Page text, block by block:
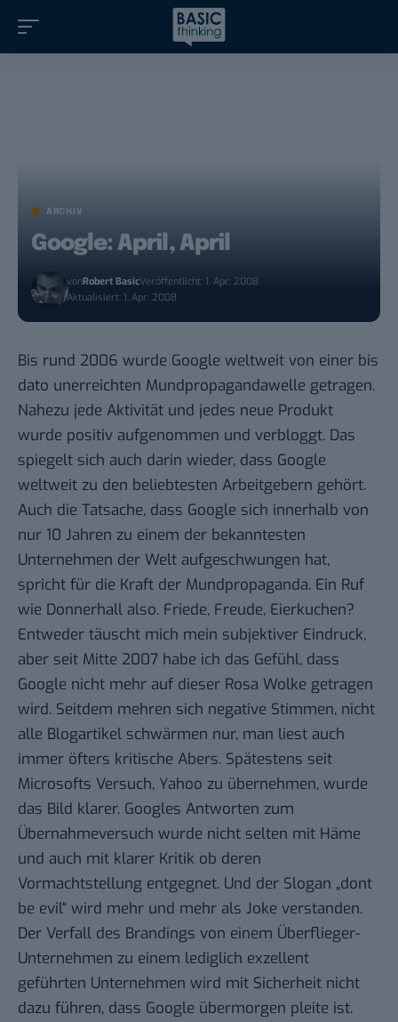
ARCHIV
Google: April, April
vonRobert BasicVeröffentlicht: 1. Apr. 2008
Aktualisiert: 1. Apr. 2008
Bis rund 2006 wurde Google weltweit von einer bis
dato unerreichten Mundpropagandawelle getragen.
Nahezu jede Aktivität und jedes neue Produkt
wurde positiv aufgenommen und verbloggt. Das
spiegelt sich auch darin wieder, dass Google
weltweit zu den beliebtesten Arbeitgebern gehört.
Auch die Tatsache, dass Google sich innerhalb von
nur 10 Jahren zu einem der bekanntesten
Unternehmen der Welt aufgeschwungen hat,
spricht für die Kraft der Mundpropaganda. Ein Ruf
wie Donnerhall also. Friede, Freude, Eierkuchen?
Entweder täuscht mich mein subjektiver Eindruck,
aber seit Mitte 2007 habe ich das Gefühl, dass
Google nicht mehr auf dieser Rosa Wolke getragen
wird. Seitdem mehren sich negative Stimmen, nicht
alle Blogartikel schwärmen nur, man liest auch
immer öfters kritische Abers. Spätestens seit
Microsofts Versuch, Yahoo zu übernehmen, wurde
das Bild klarer. Googles Antworten zum
Übernahmeversuch wurde nicht selten mit Häme
und auch mit klarer Kritik ob deren
Vormachtstellung entgegnet. Und der Slogan „dont
be evil“ wird mehr und mehr als Joke verstanden.
Der Verfall des Brandings von einem Überflieger-
Unternehmen zu einem lediglich exzellent
geführten Unternehmen wird mit Sicherheit nicht
dazu führen, dass Google übermorgen pleite ist.